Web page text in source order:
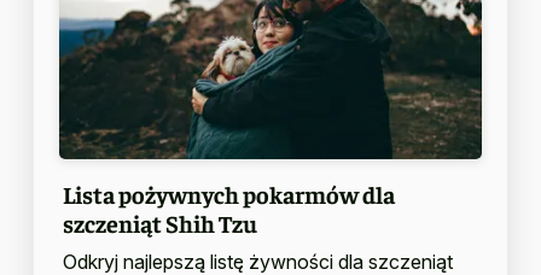
Lista pożywnych pokarmów dla
szczeniąt Shih Tzu
Odkryj najlepszą listę żywności dla szczeniąt